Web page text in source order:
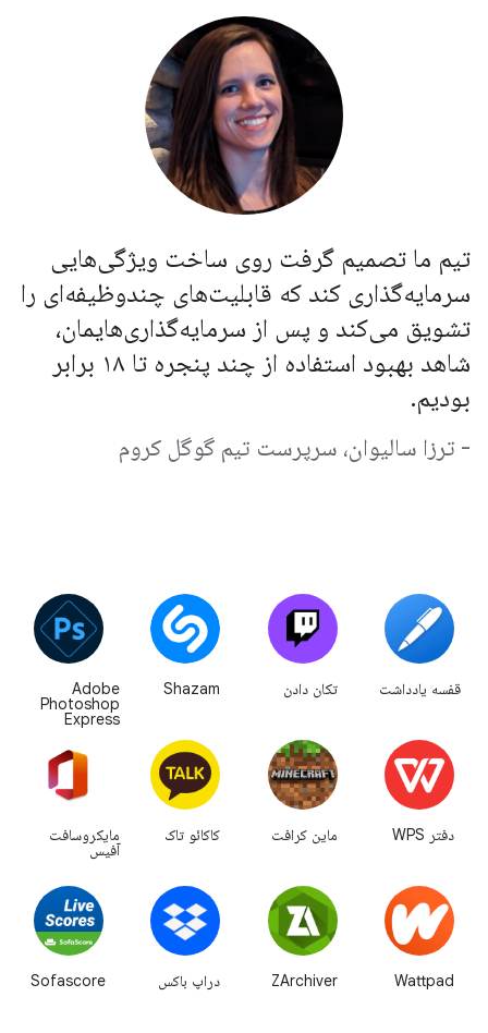
تیم ما تصمیم گرفت روی ساخت ویژگی‌هایی
سرمایه‌گذاری کند که قابلیت‌های چندوظیفه‌ای را
تشویق می‌کند و پس از سرمایه‌گذاری‌هایمان،
شاهد بهبود استفاده از چند پنجره تا ۱۸ برابر
بودیم.
- ترزا سالیوان، سرپرست تیم گوگل کروم
قفسه یادداشت تکان دادن Shazam
Adobe
Photoshop
Express
دفتر WPS ماین کرافت کاکائو تاک مایکروسافت
آفیس
Wattpad
ZArchiver دراپ باکس Sofascore